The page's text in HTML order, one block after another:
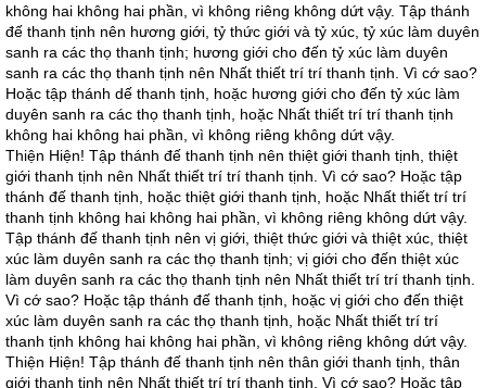
không hai không hai phần, vì không riêng không dứt vậy. Tập thánh
đế thanh tịnh nên hương giới, tỷ thức giới và tỷ xúc, tỷ xúc làm duyên
sanh ra các thọ thanh tịnh; hương giới cho đến tỷ xúc làm duyên
sanh ra các thọ thanh tịnh nên Nhất thiết trí trí thanh tịnh. Vì cớ sao?
Hoặc tập thánh dế thanh tịnh, hoặc hương giới cho đến tỷ xúc làm
duyên sanh ra các thọ thanh tịnh, hoặc Nhất thiết trí trí thanh tịnh
không hai không hai phần, vì không riêng không dứt vậy.
Thiện Hiện! Tập thánh đế thanh tịnh nên thiệt giới thanh tịnh, thiệt
giới thanh tịnh nên Nhất thiết trí trí thanh tịnh. Vì cớ sao? Hoặc tập
thánh đế thanh tịnh, hoặc thiệt giới thanh tịnh, hoặc Nhất thiết trí trí
thanh tịnh không hai không hai phần, vì không riêng không dứt vậy.
Tập thánh đế thanh tịnh nên vị giới, thiệt thức giới và thiệt xúc, thiệt
xúc làm duyên sanh ra các thọ thanh tịnh; vị giới cho đến thiệt xúc
làm duyên sanh ra các thọ thanh tịnh nên Nhất thiết trí trí thanh tịnh.
Vì cớ sao? Hoặc tập thánh đế thanh tịnh, hoặc vị giới cho đến thiệt
xúc làm duyên sanh ra các thọ thanh tịnh, hoặc Nhất thiết trí trí
thanh tịnh không hai không hai phần, vì không riêng không dứt vậy.
Thiện Hiện! Tập thánh đế thanh tịnh nên thân giới thanh tịnh, thân
giới thanh tịnh nên Nhất thiết trí trí thanh tịnh. Vì cớ sao? Hoặc tập